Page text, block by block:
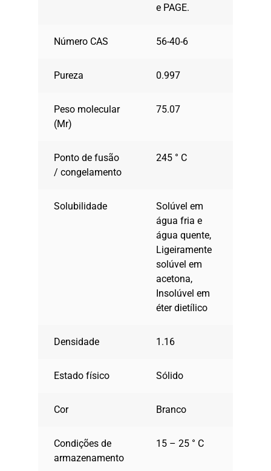
e PAGE.
Número CAS 56-40-6
Pureza 0.997
Peso molecular
(Mr)
75.07
Ponto de fusão
/ congelamento
245 ° C
Solubilidade
Solúvel em
água fria e
água quente,
Ligeiramente
solúvel em
acetona,
Insolúvel em
éter dietílico
Densidade 1.16
Estado físico Sólido
Cor Branco
Condições de
armazenamento
15 – 25 ° C